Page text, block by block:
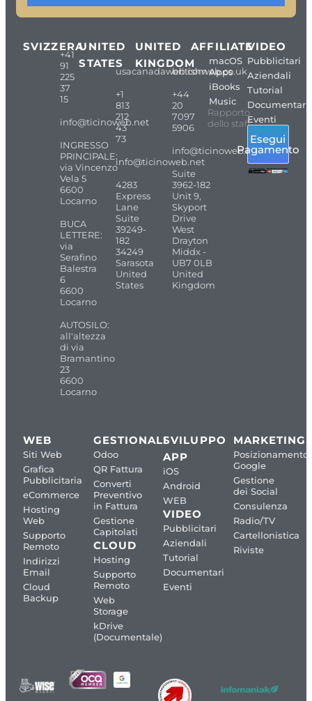
SVIZZERA
+41
91
225
37
15
info@ticinoweb.net
INGRESSO
PRINCIPALE:
via Vincenzo
Vela 5
6600
Locarno
BUCA
LETTERE:
via
Serafino
Balestra
6
6600
Locarno
AUTOSILO:
all'altezza
di via
Bramantino
23
6600
Locarno
UNITED
STATES
usacanadaweb.com
+1
813
212
43
73
info@ticinoweb.net
4283
Express
Lane
Suite
39249-
182
34249
Sarasota
United
States
UNITED
KINGDOM
britishweb.co.uk
+44
20
7097
5906
info@ticinoweb.net
Suite
3962-182
Unit 9,
Skyport
Drive
West
Drayton
Middx -
UB7 0LB
United
Kingdom
AFFILIATE
macOS
Apps
iBooks
Music
Rapporto
dello staff
VIDEO
Pubblicitari
Aziendali
Tutorial
Documentari
Eventi
Esegui
Pagamento
WEB
Siti Web
Grafica
Pubblicitaria
eCommerce
Hosting
Web
Supporto
Remoto
Indirizzi
Email
Cloud
Backup
GESTIONALI
Odoo
QR Fattura
Converti
Preventivo
in Fattura
Gestione
Capitolati
CLOUD
Hosting
Supporto
Remoto
Web
Storage
kDrive
(Documentale)
SVILUPPO
APP
iOS
Android
WEB
VIDEO
Pubblicitari
Aziendali
Tutorial
Documentari
Eventi
MARKETING
Posizionamento
Google
Gestione
dei Social
Consulenza
Radio/TV
Cartellonistica
Riviste